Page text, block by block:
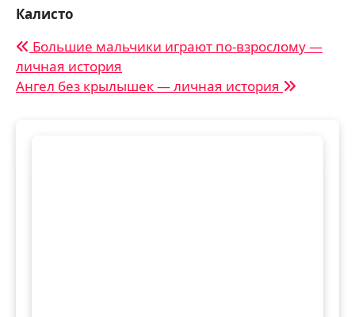
Калисто
Навигация
по
записям
Большие мальчики играют по-взрослому —
личная история
Ангел без крылышек — личная история